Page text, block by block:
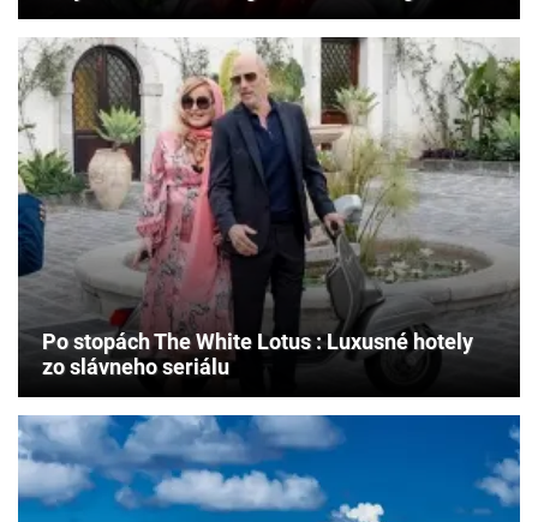
Po stopách The White Lotus : Luxusné hotely
zo slávneho seriálu